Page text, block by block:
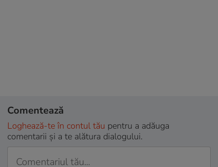
Comentează
Loghează-te în contul tău pentru a adăuga
comentarii și a te alătura dialogului.